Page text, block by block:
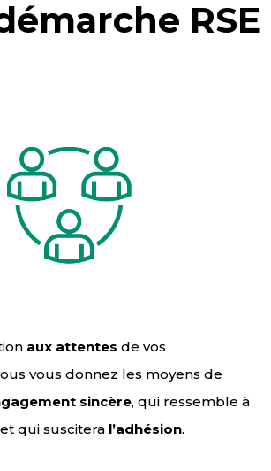
RSE
aux attentes de vos
vous donnez les moyens de
sincère, qui ressemble à
qui suscitera l’adhésion.